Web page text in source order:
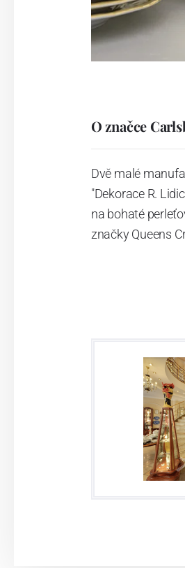
O značce
Dvě malé
"Dekorace R.
na bohaté
značky Queens